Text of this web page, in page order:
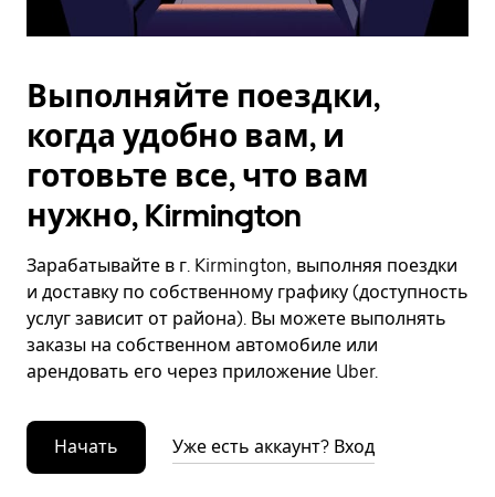
Выполняйте поездки,
когда удобно вам, и
готовьте все, что вам
нужно, Kirmington
Зарабатывайте в г. Kirmington, выполняя поездки
и доставку по собственному графику (доступность
услуг зависит от района). Вы можете выполнять
заказы на собственном автомобиле или
арендовать его через приложение Uber.
Начать Уже есть аккаунт? Вход